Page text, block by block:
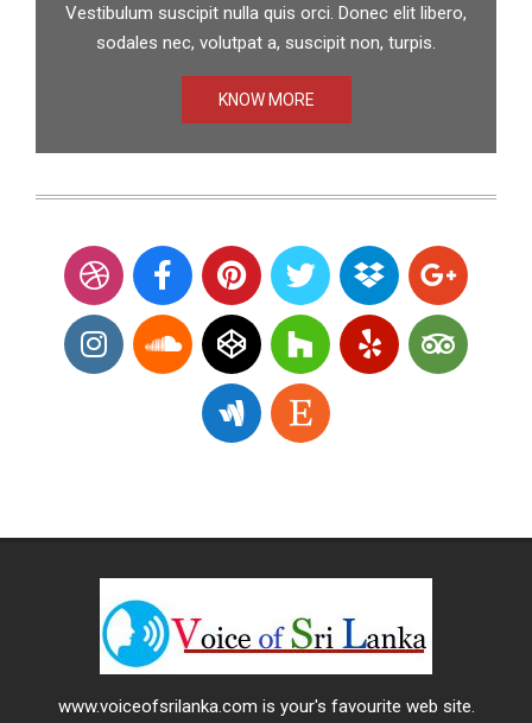
Vestibulum suscipit nulla quis orci. Donec elit libero,
sodales nec, volutpat a, suscipit non, turpis.
KNOW MORE
www.voiceofsrilanka.com is your's favourite web site.